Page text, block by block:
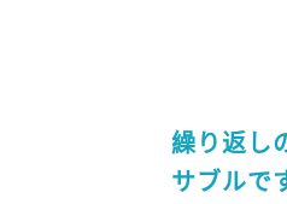
繰り返し
サブルで